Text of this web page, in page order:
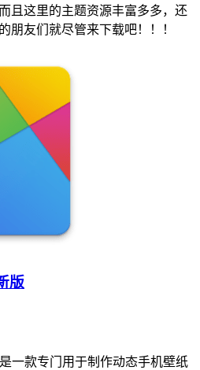
且这里的主题资源丰富多多，还
朋友们就尽管来下载吧！！！
版
一款专门用于制作动态手机壁纸